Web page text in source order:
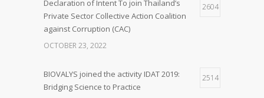
Declaration of Intent To join Thailand’s
Private Sector Collective Action Coalition
against Corruption (CAC)
2604
OCTOBER 23, 2022
BIOVALYS joined the activity IDAT 2019:
Bridging Science to Practice
2514